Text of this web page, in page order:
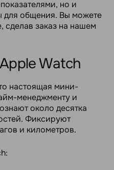
но и
для общения. Вы можете
сделав заказ на нашем
Watch
настоящая мини-
менеджменту и
около десятка
Фиксируют
и километров.